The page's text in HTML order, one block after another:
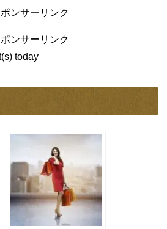
ンサーリンク
ンサーリンク
today